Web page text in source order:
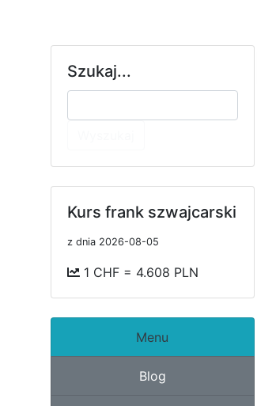
Szukaj...
Kurs frank szwajcarski
z dnia 2026-08-05
1 CHF = 4.608 PLN
Menu
Blog